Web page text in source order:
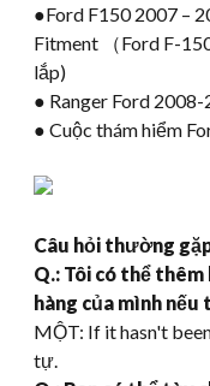
●Ford F150 2007 –
Fitment （Ford F-
lắp)
● Ranger Ford 2008-
● Cuộc thám hiểm
Câu hỏi thường
Q.: Tôi có thể
hàng của mình nếu
MỘT: If it hasn't
tự.